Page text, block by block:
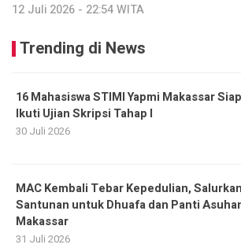
12 Juli 2026 - 22:54 WITA
Trending di News
16 Mahasiswa STIMI Yapmi Makassar Siap
Ikuti Ujian Skripsi Tahap I
30 Juli 2026
MAC Kembali Tebar Kepedulian, Salurkan
Santunan untuk Dhuafa dan Panti
Makassar
31 Juli 2026